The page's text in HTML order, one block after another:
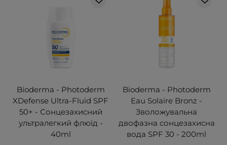
Bioderma - Photoderm
XDefense Ultra-Fluid SPF
50+ - Сонцезахисний
ультралегкий флюїд -
40ml
Bioderma - Photoderm
Eau Solaire Bronz -
Зволожувальна
двофазна сонцезахисна
вода SPF 30 - 200ml